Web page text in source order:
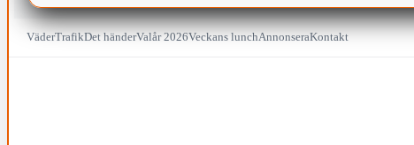
VäderTrafikDet händerValår 2026Veckans lunchAnnonseraKontakt